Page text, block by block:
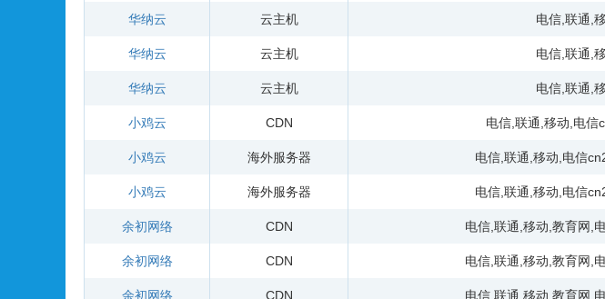
华纳云 云主机 电信,联通,
华纳云 云主机 电信,联通,
华纳云 云主机 电信,联通,
小鸡云 CDN 电信,联通,移动,电信
小鸡云 海外服务器 电信,联通,移动,电信
小鸡云 海外服务器 电信,联通,移动,电信
余初网络 CDN 电信,联通,移动,教育网,
余初网络 CDN 电信,联通,移动,教育网,
余初网络 CDN 电信, 联通 移动 教育网